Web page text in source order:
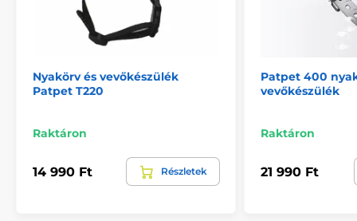
Nyakörv és vevőkészülék
Patpet T220
Raktáron
14 990 Ft Részletek
Patpet 400
vevőkészülék
Raktáron
21 990 Ft